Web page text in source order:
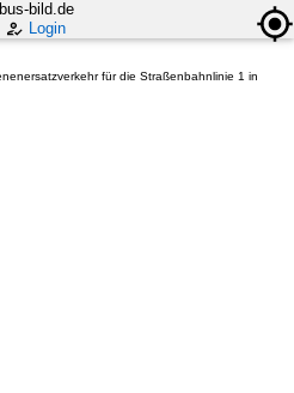
bus-bild.de
Login
für die Straßenbahnlinie 1 in